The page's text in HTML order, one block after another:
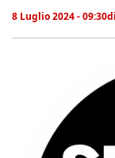
8 Luglio 2024 - 09:30di